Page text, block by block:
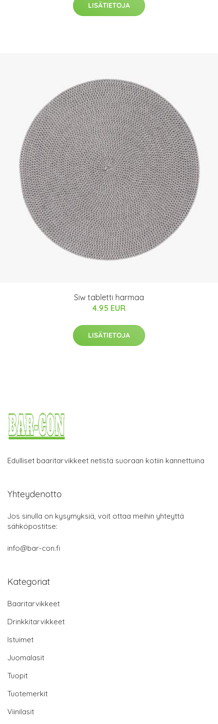
LISÄTIETOJA
Siw tabletti harmaa
4.95 EUR
LISÄTIETOJA
Edulliset baaritarvikkeet netistä suoraan kotiin kannettuina
Yhteydenotto
Jos sinulla on kysymyksiä, voit ottaa meihin yhteyttä
sähköpostitse:
info@bar-con.fi
Kategoriat
Baaritarvikkeet
Drinkkitarvikkeet
Istuimet
Juomalasit
Tuopit
Tuotemerkit
Viinilasit